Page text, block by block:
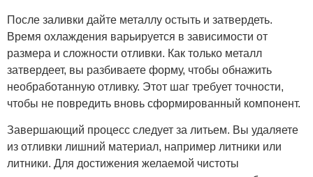
После заливки дайте металлу остыть и затвердеть.
Время охлаждения варьируется в зависимости от
размера и сложности отливки. Как только металл
затвердеет, вы разбиваете форму, чтобы обнажить
необработанную отливку. Этот шаг требует точности,
чтобы не повредить вновь сформированный компонент.
Завершающий процесс следует за литьем. Вы удаляете
из отливки лишний материал, например литники или
литники. Для достижения желаемой чистоты